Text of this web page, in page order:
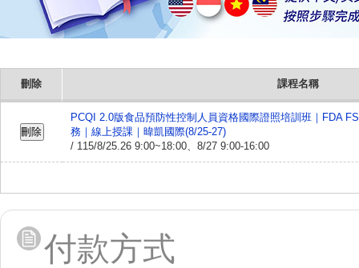
刪除 課程名稱
PCQI 2.0版食品預防性控制人員資格國際證照培訓班｜FDA
務｜線上授課｜暐凱國際(8/25-27)
/ 115/8/25.26 9:00~18:00、8/27 9:00-16:00
付款方式